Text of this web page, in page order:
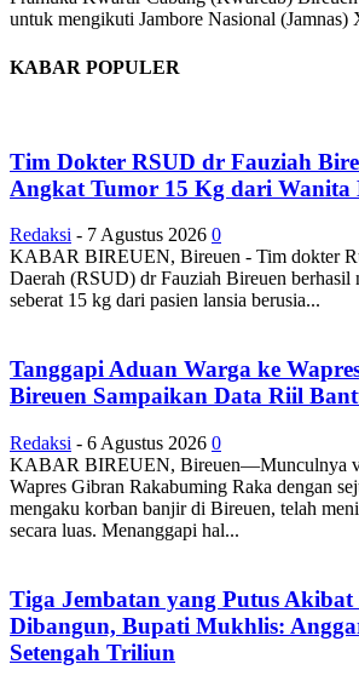
untuk mengikuti Jambore Nasional
KABAR POPULER
Tim Dokter RSUD dr Fauziah
Angkat Tumor 15 Kg dari Wanita
Redaksi - 7 Agustus 2026 0
KABAR BIREUEN, Bireuen - Tim dokter
Daerah (RSUD) dr Fauziah Bireuen berhasil
seberat 15 kg dari pasien lansia berusia...
Tanggapi Aduan Warga ke
Bireuen Sampaikan Data Riil
Redaksi - 6 Agustus 2026 0
KABAR BIREUEN, Bireuen—Munculnya
Wapres Gibran Rakabuming Raka dengan
mengaku korban banjir di Bireuen, telah
secara luas. Menanggapi hal...
Tiga Jembatan yang Putus Akibat
Dibangun, Bupati Mukhlis:
Setengah Triliun